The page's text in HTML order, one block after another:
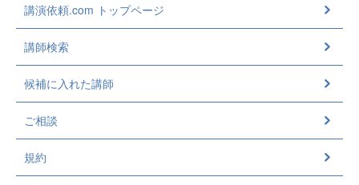
講演依頼.com トップページ
講師検索
候補に入れた講師
ご相談
規約